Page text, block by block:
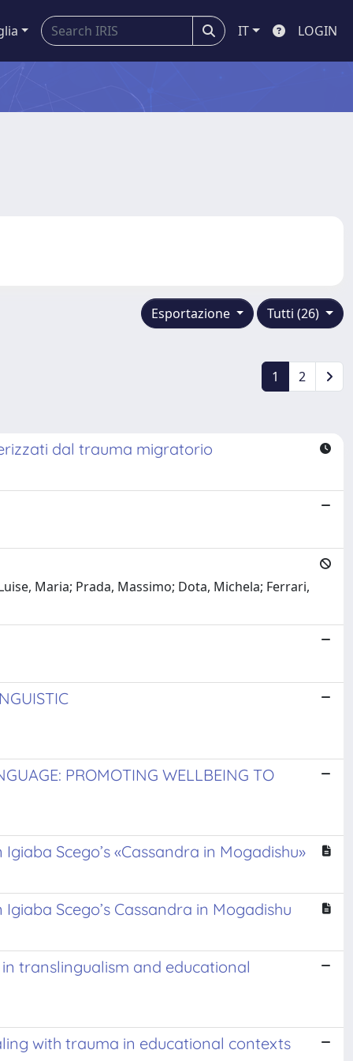
IT LOGIN
Tutti (26)
Esportazione
1 2
dal trauma migratorio
Maria; Prada, Massimo; Dota, Michela; Ferrari,
PROMOTING WELLBEING TO
Scego’s «Cassandra in Mogadishu»
Scego’s Cassandra in Mogadishu
translingualism and educational
with trauma in educational contexts